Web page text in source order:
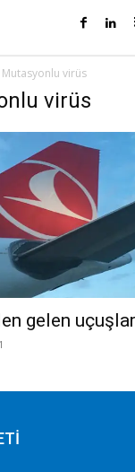
Mutasyonlu virüs
virüs
gelen